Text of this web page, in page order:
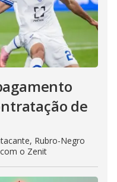
de
Rubro-Negro
o Zenit